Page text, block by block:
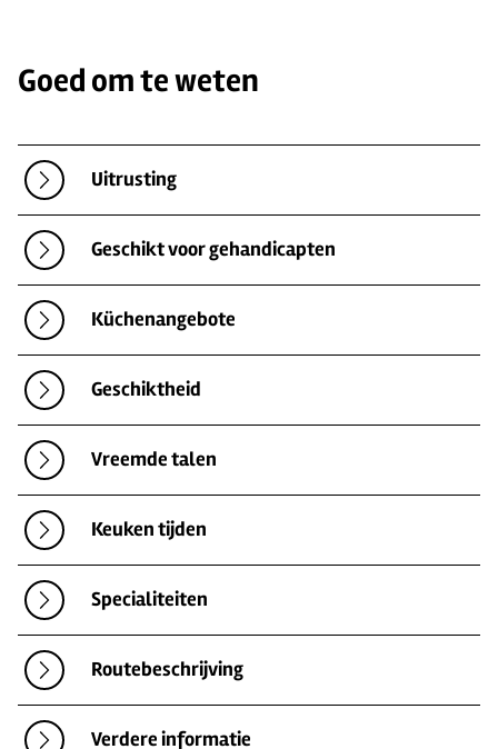
Goed om te weten
Uitrusting
Geschikt voor gehandicapten
Küchenangebote
Geschiktheid
Vreemde talen
Keuken tijden
Specialiteiten
Routebeschrijving
Verdere informatie